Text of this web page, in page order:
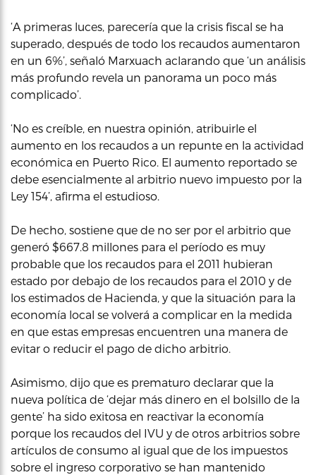
‘A primeras luces, parecería que la crisis fiscal se ha
superado, después de todo los recaudos aumentaron
en un 6%’, señaló Marxuach aclarando que ‘un análisis
más profundo revela un panorama un poco más
complicado’.
‘No es creíble, en nuestra opinión, atribuirle el
aumento en los recaudos a un repunte en la actividad
económica en Puerto Rico. El aumento reportado se
debe esencialmente al arbitrio nuevo impuesto por la
Ley 154’, afirma el estudioso.
De hecho, sostiene que de no ser por el arbitrio que
generó $667.8 millones para el período es muy
probable que los recaudos para el 2011 hubieran
estado por debajo de los recaudos para el 2010 y de
los estimados de Hacienda, y que la situación para la
economía local se volverá a complicar en la medida
en que estas empresas encuentren una manera de
evitar o reducir el pago de dicho arbitrio.
Asimismo, dijo que es prematuro declarar que la
nueva política de ‘dejar más dinero en el bolsillo de la
gente’ ha sido exitosa en reactivar la economía
porque los recaudos del IVU y de otros arbitrios sobre
artículos de consumo al igual que de los impuestos
sobre el ingreso corporativo se han mantenido